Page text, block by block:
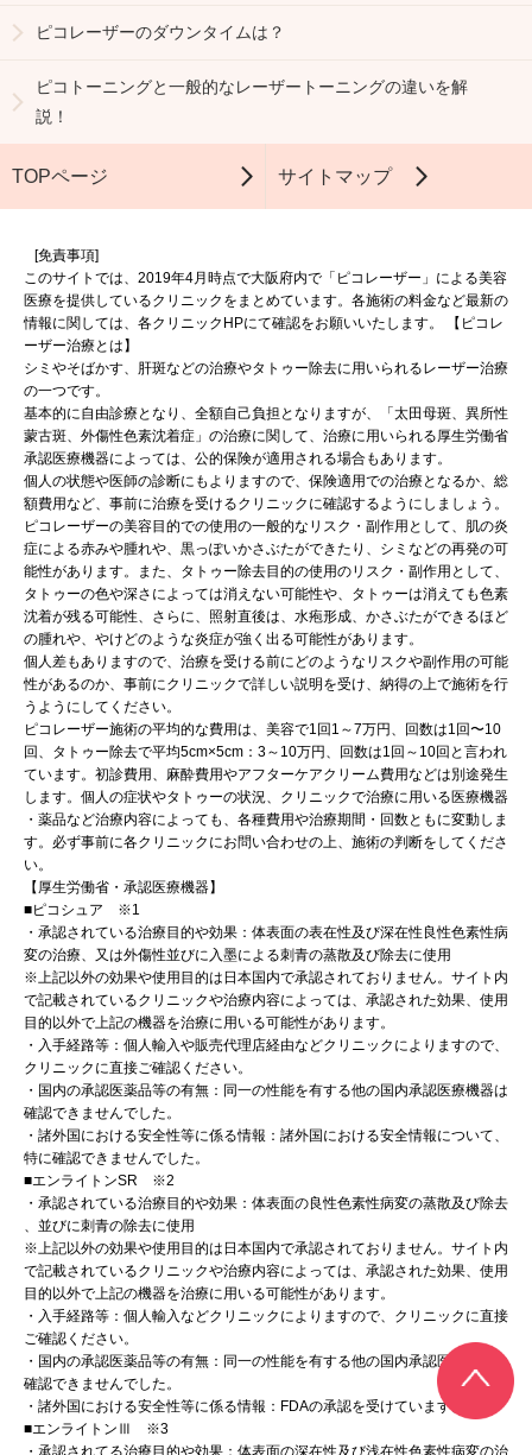
ピコレーザーのダウンタイムは？
ピコトーニングと一般的なレーザートーニングの違いを解
説！
TOPページ サイトマップ
[免責事項]
このサイトでは、2019年4月時点で大阪府内で「ピコレーザー」による美容
医療を提供しているクリニックをまとめています。 各施術の料金など最新の
情報に関しては、各クリニックHPにて確認をお願いいたします。
【ピコレ
ーザー治療とは】
シミやそばかす、肝斑などの治療やタトゥー除去に用いられるレーザー治療
の一つです。
基本的に自由診療となり、全額自己負担となりますが、「太田母斑、異所性
蒙古斑、外傷性色素沈着症」の治療に関して、治療に用いられる厚生労働省
承認医療機器によっては、公的保険が適用される場合もあります。
個人の状態や医師の診断にもよりますので、保険適用での治療となるか、総
額費用など、事前に治療を受けるクリニックに確認するようにしましょう。
ピコレーザーの美容目的での使用の一般的なリスク・副作用として、肌の炎
症による赤みや腫れや、黒っぽいかさぶたができたり、シミなどの再発の可
能性があります。また、タトゥー除去目的の使用のリスク・副作用として、
タトゥーの色や深さによっては消えない可能性や、タトゥーは消えても色素
沈着が残る可能性、さらに、照射直後は、水疱形成、かさぶたができるほど
の腫れや、やけどのような炎症が強く出る可能性があります。
個人差もありますので、治療を受ける前にどのようなリスクや副作用の可能
性があるのか、事前にクリニックで詳しい説明を受け、納得の上で施術を行
うようにしてください。
ピコレーザー施術の平均的な費用は、美容で1回1～7万円、回数は1回〜10
回、タトゥー除去で平均5cm×5cm：3～10万円、回数は1回～10回と言われ
ています。初診費用、麻酔費用やアフターケアクリーム費用などは別途発生
します。個人の症状やタトゥーの状況、クリニックで治療に用いる医療機器
・薬品など治療内容によっても、各種費用や治療期間・回数ともに変動しま
す。必ず事前に各クリニックにお問い合わせの上、施術の判断をしてくださ
い。
【厚生労働省・承認医療機器】
■ピコシュア ※1
・承認されている治療目的や効果：体表面の表在性及び深在性良性色素性病
変の治療、又は外傷性並びに入墨による刺青の蒸散及び除去に使用
※上記以外の効果や使用目的は日本国内で承認されておりません。サイト内
で記載されているクリニックや治療内容によっては、承認された効果、使用
目的以外で上記の機器を治療に用いる可能性があります。
・入手経路等：個人輸入や販売代理店経由などクリニックによりますので、
クリニックに直接ご確認ください。
・国内の承認医薬品等の有無：同一の性能を有する他の国内承認医療機器は
確認できませんでした。
・諸外国における安全性等に係る情報：諸外国における安全情報について、
特に確認できませんでした。
■エンライトンSR ※2
・承認されている治療目的や効果：体表面の良性色素性病変の蒸散及び除去
、並びに刺青の除去に使用
※上記以外の効果や使用目的は日本国内で承認されておりません。サイト内
で記載されているクリニックや治療内容によっては、承認された効果、使用
目的以外で上記の機器を治療に用いる可能性があります。
・入手経路等：個人輸入などクリニックによりますので、クリニックに直接
ご確認ください。
・国内の承認医薬品等の有無：同一の性能を有する他の国内承認医療機器は
確認できませんでした。
・諸外国における安全性等に係る情報：FDAの承認を受けています。
■エンライトンⅢ ※3
・承認されてる治療目的や効果：体表面の深在性及び浅在性色素性病変の治